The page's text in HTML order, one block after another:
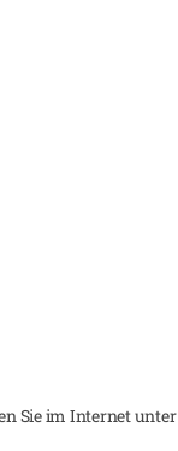
Sie im Internet unter